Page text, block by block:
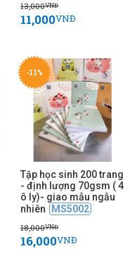
13,000VNĐ
11,000VNĐ
-11%
Tập học sinh 200 trang
- định lượng 70gsm ( 4
ô ly)- giao mẫu ngẫu
nhiên
MS5002
18,000VNĐ
16,000VNĐ